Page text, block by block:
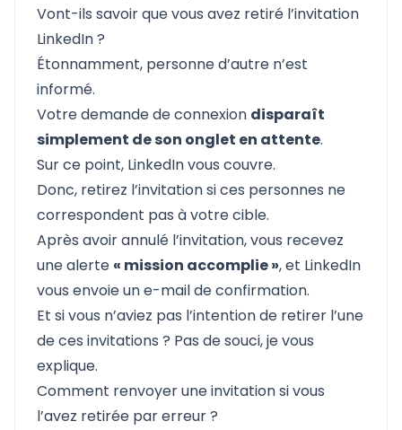
Vont-ils savoir que vous avez retiré l’invitation
LinkedIn ?
Étonnamment, personne d’autre n’est
informé.
Votre demande de connexion disparaît
simplement de son onglet en attente.
Sur ce point, LinkedIn vous couvre.
Donc, retirez l’invitation si ces personnes ne
correspondent pas à votre cible.
Après avoir annulé l’invitation, vous recevez
une alerte « mission accomplie », et LinkedIn
vous envoie un e-mail de confirmation.
Et si vous n’aviez pas l’intention de retirer l’une
de ces invitations ? Pas de souci, je vous
explique.
Comment renvoyer une invitation si vous
l’avez retirée par erreur ?